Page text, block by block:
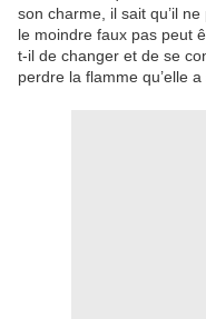
son charme, il sait qu’il
le moindre faux pas peut
t-il de changer et de se
perdre la flamme qu’elle